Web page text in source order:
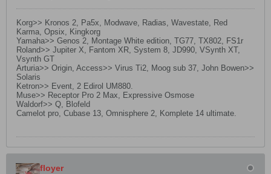
Korg>> Kronos 2, Pa5x, Modwave, Radias, Wavestate, Red
Karma, Opsix, Kingkorg
Yamaha>> Genos 2, Montage White edition, TG77, TX802, FS1r
Roland>> Jupiter X, Fantom XR, System 8, JD990, VSynth XT,
Vsynth GT
Arturia>> Origin, Access>> Virus Ti2, Moog sub 37, John Bowen>>
Solaris
Ketron>> Event, 2 Edirol UM880.
Muse>> Receptor Pro 2 Max, Expressive Osmose
Waldorf>> Q, Blofeld
Camelot pro, Cubase 13, Omnisphere 2, Komplete 14 ultimate.
floyer